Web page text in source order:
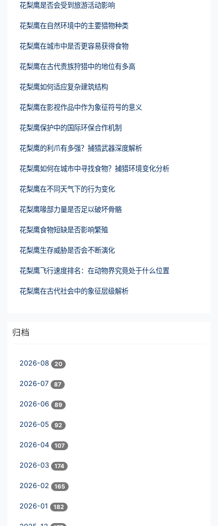
花梨鹰是否会受到旅游活动影响
花梨鹰在自然环境中的主要猎物种类
花梨鹰在城市中是否更容易获得食物
花梨鹰在古代贵族狩猎中的地位有多高
花梨鹰如何适应复杂建筑结构
花梨鹰在影视作品中作为象征符号的意义
花梨鹰保护中的国际环保合作机制
花梨鹰的利爪有多强？捕猎武器深度解析
花梨鹰如何在城市中寻找食物？捕猎环境变化分析
花梨鹰在不同天气下的行为变化
花梨鹰喙部力量是否足以破坏骨骼
花梨鹰食物短缺是否影响繁殖
花梨鹰生存威胁是否会不断演化
花梨鹰飞行速度排名：在动物界究竟处于什么位置
花梨鹰在古代社会中的象征层级解析
归档
2026-08 20
2026-07 87
2026-06 89
2026-05 92
2026-04 107
2026-03 174
2026-02 165
2026-01 182